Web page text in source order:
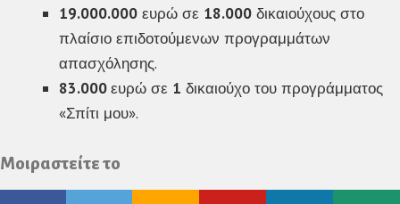
19.000.000 ευρώ σε 18.000 δικαιούχους στο
πλαίσιο επιδοτούμενων προγραμμάτων
απασχόλησης.
83.000ευρώ σε 1 δικαιούχο του προγράμματος
«Σπίτι μου».
Μοιραστείτε το